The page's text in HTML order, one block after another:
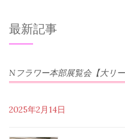
最新記事
Nフラワー本部展覧会【大リ
2025年2月14日